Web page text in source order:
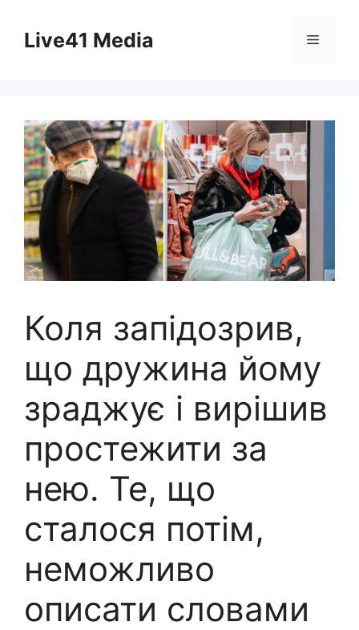
contentLive41 Media Menu
Коля запідозрив,
що дружина йому
зраджує і вирішив
простежити за
нею. Те, що
сталося потім,
неможливо
описати словами